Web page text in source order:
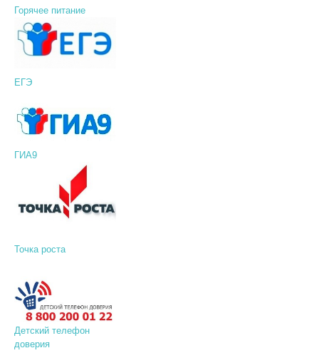
Горячее питание
ЕГЭ
ГИА9
Точка роста
Детский телефон
доверия